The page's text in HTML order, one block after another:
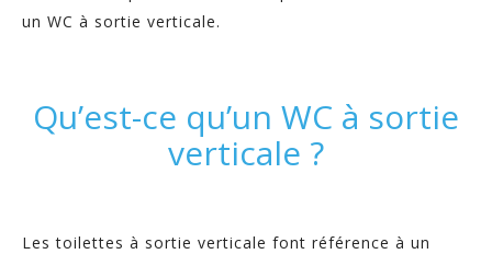
un WC à sortie verticale.
Qu’est-ce qu’un WC à sortie
verticale ?
Les toilettes à sortie verticale font référence à un